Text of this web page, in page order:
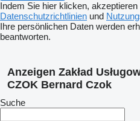
Indem Sie hier klicken,
Datenschutzrichtlinien und
Ihre persönlichen Daten werden
beantworten.
Anzeigen Zakład
CZOK Bernard Czok
Suche